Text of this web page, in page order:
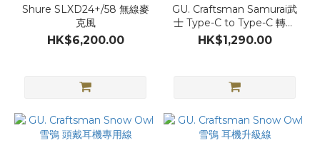
Shure SLXD24+/58 無線麥
克風
HK$6,200.00
GU. Craftsman Samurai武
士 Type-C to Type-C 轉接
線
HK$1,290.00